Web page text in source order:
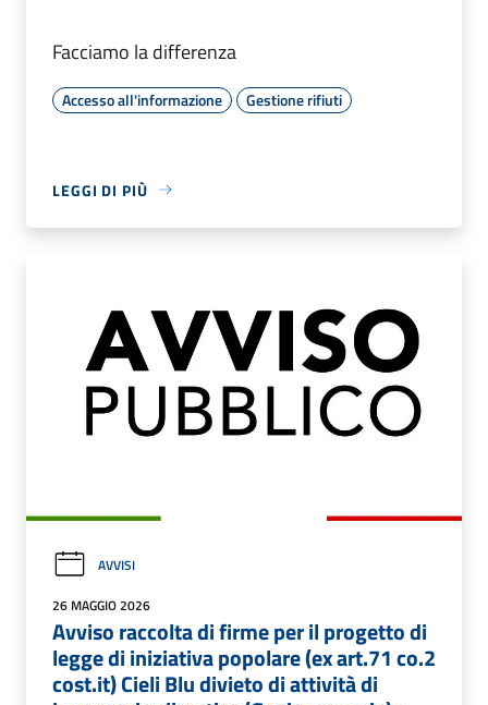
Facciamo la differenza
Accesso all'informazione Gestione rifiuti
LEGGI DI PIÙ
AVVISI
26 MAGGIO 2026
Avviso raccolta di firme per il progetto di
legge di iniziativa popolare (ex art.71 co.2
cost.it) Cieli Blu divieto di attività di